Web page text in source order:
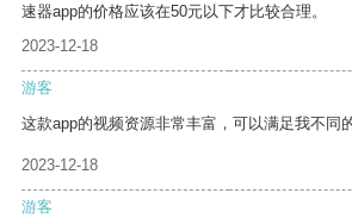
速器app的价格应该在50元以下才比较合理。
2023-12-18
游客
这款app的视频资源非常丰富，可以满足我不同
2023-12-18
游客